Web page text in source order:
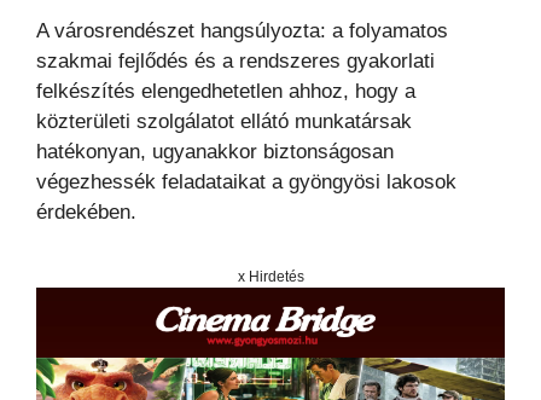
A városrendészet hangsúlyozta: a folyamatos
szakmai fejlődés és a rendszeres gyakorlati
felkészítés elengedhetetlen ahhoz, hogy a
közterületi szolgálatot ellátó munkatársak
hatékonyan, ugyanakkor biztonságosan
végezhessék feladataikat a gyöngyösi lakosok
érdekében.
x Hirdetés